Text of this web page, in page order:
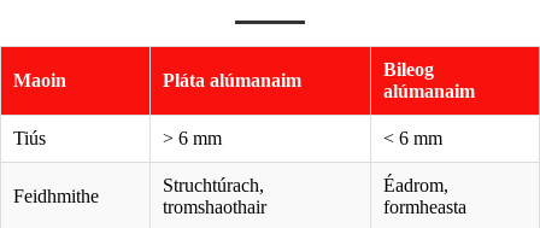
Maoin Pláta alúmanaim
Bileog
alúmanaim
Tiús > 6 mm < 6 mm
Feidhmithe
Struchtúrach,
tromshaothair
Éadrom,
formheasta